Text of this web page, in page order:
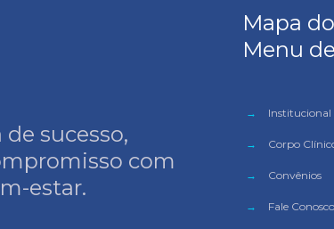
sucesso,
com
estar.
Mapa
Menu
→ Institucional
→ Corpo
→ Convênios
→ Fale Conosco